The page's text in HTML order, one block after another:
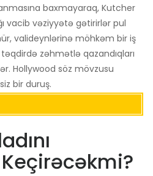
baxmayaraq, Kutcher
vacib vəziyyətə gətirirlər pul
valideynlərinə möhkəm bir iş
zəhmətlə qazandıqları
Hollywood söz mövzusu
bir duruş.